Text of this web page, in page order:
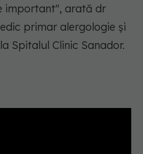
important", arată dr
primar alergologie și
Spitalul Clinic Sanador.